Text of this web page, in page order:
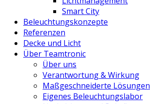
Smart City
Beleuchtungskonzepte
Referenzen
Decke und Licht
Über Teamtronic
Über uns
Verantwortung & Wirkung
Maßgeschneiderte Lösungen
Eigenes Beleuchtungslabor